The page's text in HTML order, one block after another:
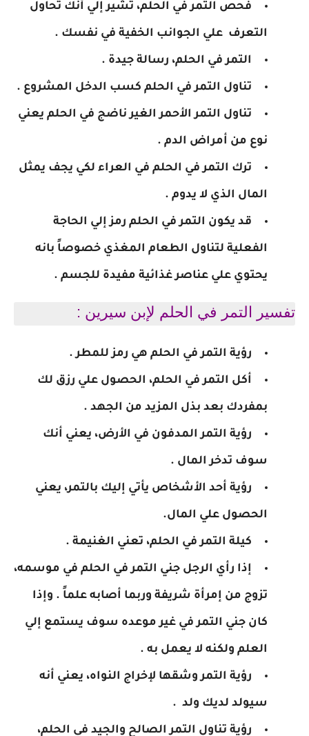
فحص التمر في الحلم، تشير إلي أنك تحاول
التعرف علي الجوانب الخفية في نفسك .
التمر في الحلم، رسالة جيدة .
تناول التمر في الحلم كسب الدخل المشروع .
تناول التمر الأحمر الغير ناضج في الحلم يعني
نوع من أمراض الدم .
ترك التمر في الحلم في العراء لكي يجف يمثل
المال الذي لا يدوم .
قد يكون التمر في الحلم رمز إلي الحاجة
الفعلية لتناول الطعام المغذي خصوصاً بانه
يحتوي علي عناصر غذائية مفيدة للجسم .
تفسير التمر في الحلم لإبن سيرين :
رؤية التمر في الحلم هي رمز للمطر .
أكل التمر في الحلم، الحصول علي رزق لك
بمفردك بعد بذل المزيد من الجهد .
رؤية التمر المدفون في الأرض، يعني أنك
سوف تدخر المال .
رؤية أحد الأشخاص يأتي إليك بالتمر، يعني
الحصول علي المال.
كيلة التمر في الحلم، تعني الغنيمة .
إذا رأي الرجل جني التمر في الحلم في موسمه،
تزوج من إمرأة شريفة وربما أصابه علماً . وإذا
كان جني التمر في غير موعده سوف يستمع إلي
العلم ولكنه لا يعمل به .
رؤية التمر وشقها لإخراج النواه، يعني أنه
سيولد لديك ولد .
رؤية تناول التمر الصالح والجيد في الحلم،